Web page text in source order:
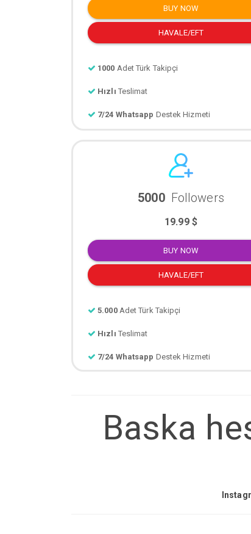
BUY NOW
HAVALE/EFT
1000 Adet Türk Takipçi
Hızlı Teslimat
7/24 Whatsapp Destek
5000 Followers
19.99 $
BUY NOW
HAVALE/EFT
5.000 Adet Türk Takipçi
Hızlı Teslimat
7/24 Whatsapp Destek
Baska